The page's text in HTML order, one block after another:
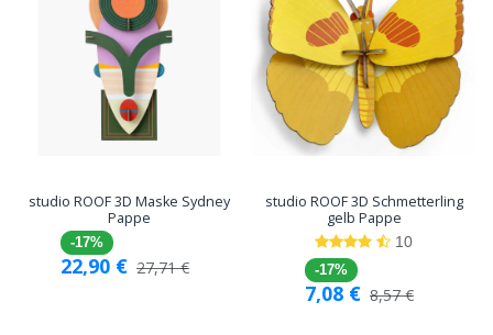
studio ROOF 3D Maske Sydney
Pappe
-17%
22,90 € 27,71€
studio ROOF 3D Schmetterling
gelb Pappe
10
-17%
7,08 € 8,57€